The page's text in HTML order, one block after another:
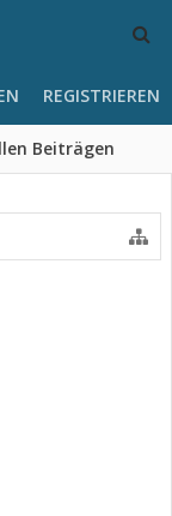
Beiträgen
REGISTRIEREN